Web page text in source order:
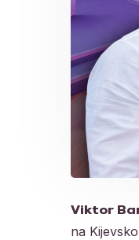
Viktor
na